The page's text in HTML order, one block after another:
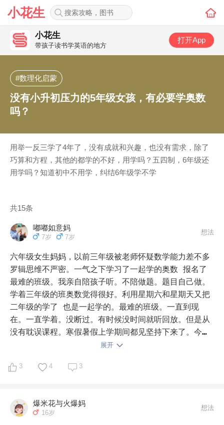
小花生
小花生
带孩子读书学英语的地方
打开App
#数理化启蒙
没有小升初压力的5年级女孩，有必要学奥数
吗？
用举一反三学了4年了，没有成就和兴趣，也没有需求，除了
巧算和方程，其他的都学的不好，用学吗？五四制，6年级还
用学吗？知道初中不用学，纠结6年级学不学
共15条
嘟嘟如意妈
7岁 7岁
想法
六年级女生妈妈，以前三年级被老师怀疑数学能力差不多
罗辑思维不严密。一气之下学习了一起学的奥数 报名了
最难的班级。我亲自陪孩子听。不陪做题。题目自己做。
学着三年级的班奥数觉得很好。利用星期六和星期天又把
二年级的学了 也是一起学的。最难的班级。一直到现
在。一直学着。没断过。有时候没时间就听回放。但是从
没有耽误课程。寒假暑假上学期间都见坚持下来了。今年
九月份初一开学。我们没有升学压力。但是孩子第一件和
她还想学。还要报名。尊重了孩子自己的意见。她很愿意
瞬间变简单。以前每晚数学作业俩小时。从三年级下班学
期开始 都是半小时以内解决数学。有时候有试卷 也都是
展开
3 4 3
爆米花与火爆妈
16岁
想法